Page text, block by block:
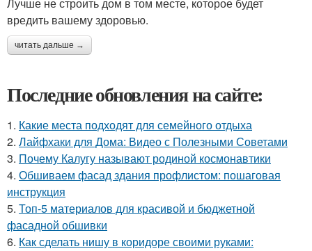
Лучше не строить дом в том месте, которое будет
вредить вашему здоровью.
читать дальше →
Последние обновления на сайте:
1. Какие места подходят для семейного отдыха
2. Лайфхаки для Дома: Видео с Полезными Советами
3. Почему Калугу называют родиной космонавтики
4. Обшиваем фасад здания профлистом: пошаговая
инструкция
5. Топ-5 материалов для красивой и бюджетной
фасадной обшивки
6. Как сделать нишу в коридоре своими руками: